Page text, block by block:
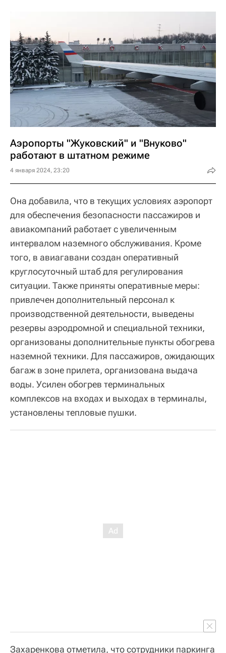
Аэропорты "Жуковский" и "Внуково"
работают в штатном режиме
4 января 2024, 23:20
Она добавила, что в текущих условиях аэропорт
для обеспечения безопасности пассажиров и
авиакомпаний работает с увеличенным
интервалом наземного обслуживания. Кроме
того, в авиагавани создан оперативный
круглосуточный штаб для регулирования
ситуации. Также приняты оперативные меры:
привлечен дополнительный персонал к
производственной деятельности, выведены
резервы аэродромной и специальной техники,
организованы дополнительные пункты обогрева
наземной техники. Для пассажиров, ожидающих
багаж в зоне прилета, организована выдача
воды. Усилен обогрев терминальных
комплексов на входах и выходах в терминалы,
установлены тепловые пушки.
Захаренкова отметила, что сотрудники паркинга